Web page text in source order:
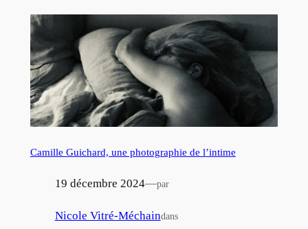
Camille Guichard, une photographie de l’intime
19 décembre 2024—par
Nicole Vitré-Méchaindans